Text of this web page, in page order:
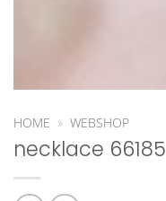
HOME » WEBSHOP
necklace 66185